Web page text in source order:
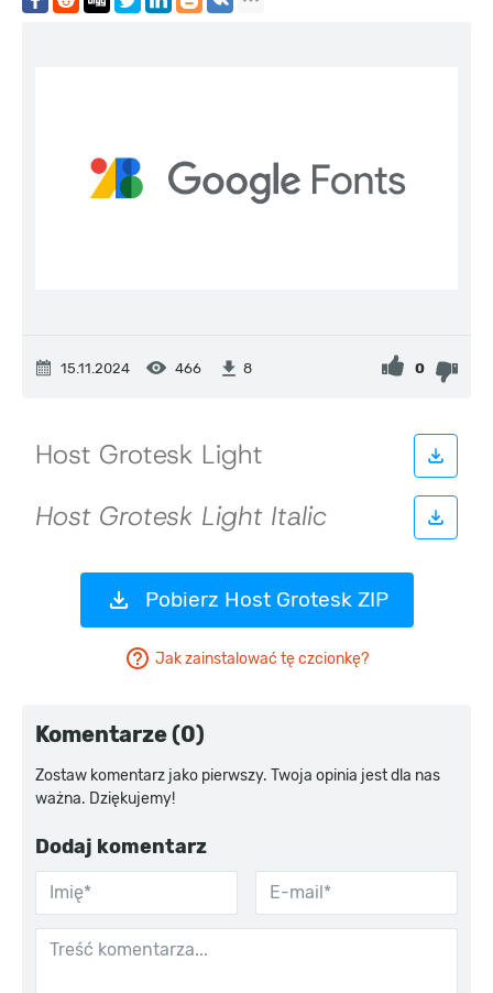
15.11.2024 466 8 0
Pobierz Host Grotesk ZIP
Jak zainstalować tę czcionkę?
Komentarze (0)
Zostaw komentarz jako pierwszy. Twoja opinia jest dla nas
ważna. Dziękujemy!
Dodaj komentarz